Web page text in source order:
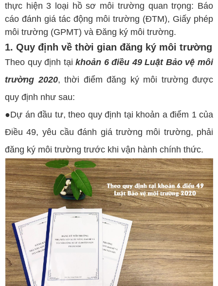
thực hiện 3 loại hồ sơ môi trường quan trọng: Báo
cáo đánh giá tác động môi trường (ĐTM), Giấy phép
môi trường (GPMT) và Đăng ký môi trường.
1. Quy định về thời gian đăng ký môi trường
Theo quy định tại khoản 6 điều 49 Luật Bảo vệ môi
trường 2020, thời điểm đăng ký môi trường được
quy định như sau:
●Dự án đầu tư, theo quy định tại khoản a điểm 1 của
Điều 49, yêu cầu đánh giá trường môi trường, phải
đăng ký môi trường trước khi vận hành chính thức.